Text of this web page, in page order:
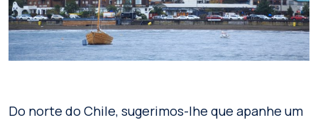
Do norte do Chile, sugerimos-lhe que apanhe um